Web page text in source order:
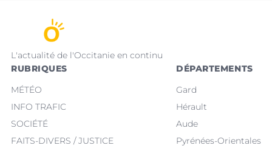
L'actualité de l'Occitanie en continu
RUBRIQUES
MÉTÉO
INFO TRAFIC
SOCIÉTÉ
FAITS-DIVERS / JUSTICE
DÉPARTEMENTS
Gard
Hérault
Aude
Pyrénées-Orientales